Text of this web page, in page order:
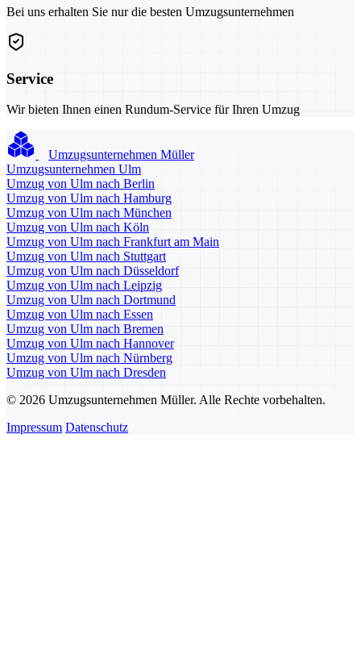
Bei uns erhalten Sie nur die besten Umzugsunternehmen
Service
Wir bieten Ihnen einen Rundum-Service für Ihren Umzug
Umzugsunternehmen Müller
Umzugsunternehmen Ulm
Umzug von Ulm nach Berlin
Umzug von Ulm nach Hamburg
Umzug von Ulm nach München
Umzug von Ulm nach Köln
Umzug von Ulm nach Frankfurt am Main
Umzug von Ulm nach Stuttgart
Umzug von Ulm nach Düsseldorf
Umzug von Ulm nach Leipzig
Umzug von Ulm nach Dortmund
Umzug von Ulm nach Essen
Umzug von Ulm nach Bremen
Umzug von Ulm nach Hannover
Umzug von Ulm nach Nürnberg
Umzug von Ulm nach Dresden
© 2026 Umzugsunternehmen Müller. Alle Rechte vorbehalten.
Impressum Datenschutz